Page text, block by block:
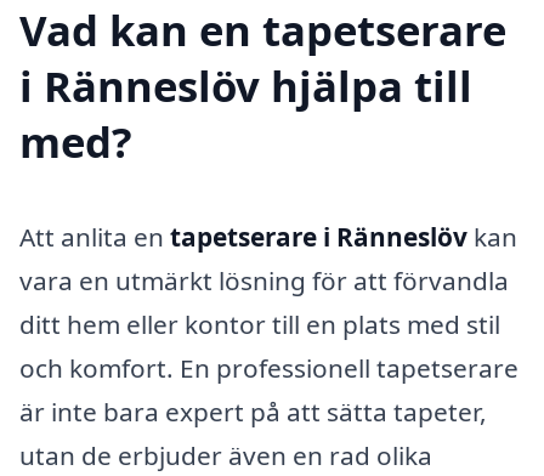
Vad kan en tapetserare
i Ränneslöv hjälpa till
med?
Att anlita en tapetserare i Ränneslöv kan
vara en utmärkt lösning för att förvandla
ditt hem eller kontor till en plats med stil
och komfort. En professionell tapetserare
är inte bara expert på att sätta tapeter,
utan de erbjuder även en rad olika